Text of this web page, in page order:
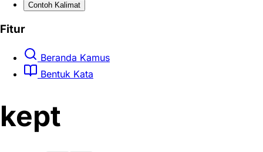
Contoh Kalimat
Fitur
Beranda Kamus
Bentuk Kata
kept